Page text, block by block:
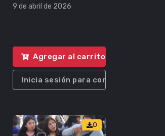
9 de abril de 2026
Agregar al carrito
Inicia sesión para comprar
0